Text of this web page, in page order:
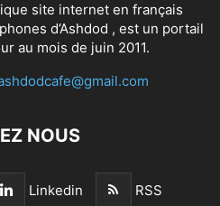
site internet en français
d’Ashdod , est un portail
au mois de juin 2011.
NOUS
Linkedin RSS